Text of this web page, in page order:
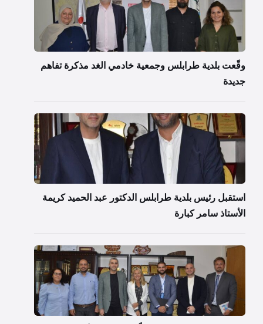
وقّعت بلدية طرابلس وجمعية خادمي الغد مذكرة تفاهم
جديدة
استقبل رئيس بلدية طرابلس الدكتور عبد الحميد كريمة
الأستاذ سامر كبارة